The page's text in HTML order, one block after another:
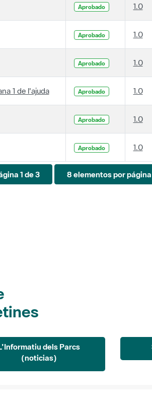
Aprobado 1.0
Aprobado 1.0
Aprobado 1.0
1 de l'ajuda Aprobado 1.0
Aprobado 1.0
Aprobado 1.0
1 de 3 8 elementos por página
dels Parcs
(noticias)